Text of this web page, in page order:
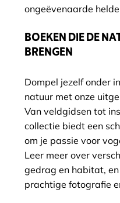
ongeëvenaarde
BOEKEN DIE DE
BRENGEN
Dompel jezelf onder
natuur met onze
Van veldgidsen tot
collectie biedt een
om je passie voor
Leer meer over
gedrag en habitat,
prachtige fotografie